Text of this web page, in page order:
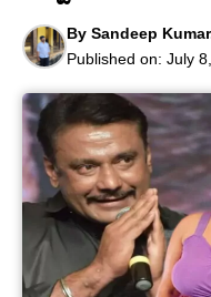
By Sandeep
Published on: July